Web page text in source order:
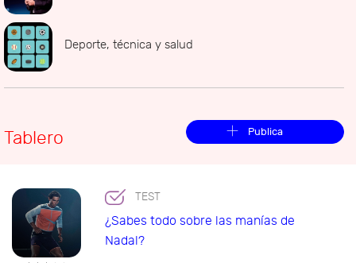
Deporte, técnica y salud
Tablero Publica
TEST
¿Sabes todo sobre las manías de
Nadal?